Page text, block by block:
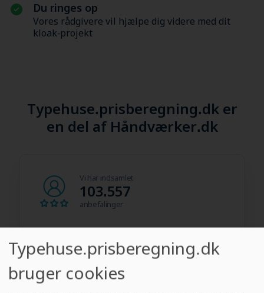
Du ringes op
Vores rådgivere vil hjælpe dig videre med dit
kloak-projekt
Typehuse.prisberegning.dk er
en del af Håndværker.dk
Vi har indsamlet
103.557
anbefalinger
97.565
håndværkere
Typehuse.prisberegning.dk
bruger cookies